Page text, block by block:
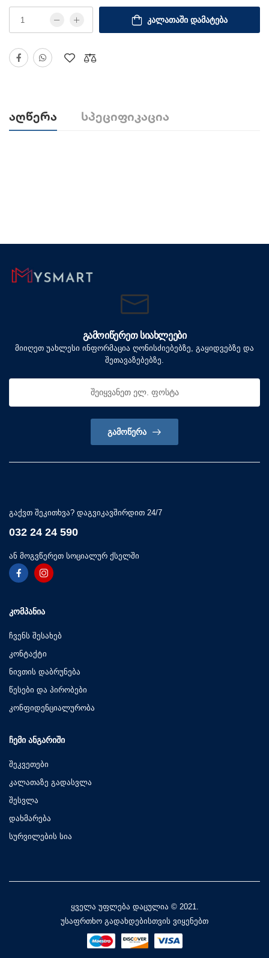
ᲙᲐᲚᲐᲗᲐᲨᲘ ᲓᲐᲛᲐᲢᲔᲑᲐ
Აღწერა Სპეციფიკაცია
ᲒᲐᲛᲝᲘᲬᲔᲠᲔᲗ ᲡᲘᲐᲮᲚᲔᲔᲑᲘ
მიიღეთ უახლესი ინფორმაცია ღონისძიებებზე, გაყიდვებზე და
შეთავაზებებზე.
ᲒᲐᲛᲝᲬᲔᲠᲐ
გაქვთ შეკითხვა? დაგვიკავშირდით 24/7
032 24 24 590
ან მოგვწერეთ სოციალურ ქსელში
ᲙᲝᲛᲞᲐᲜᲘᲐ
ჩვენს შესახებ
კონტაქტი
ნივთის დაბრუნება
წესები და პირობები
კონფიდენციალურობა
ᲩᲔᲛᲘ ᲐᲜᲒᲐᲠᲘᲨᲘ
შეკვეთები
კალათაზე გადასვლა
შესვლა
დახმარება
სურვილების სია
ყველა უფლება დაცულია © 2021.
უსაფრთხო გადახდებისთვის ვიყენებთ